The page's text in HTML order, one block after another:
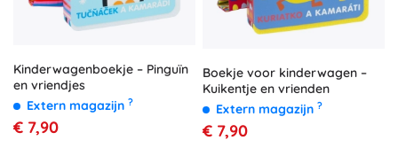
Kinderwagenboekje – Pinguïn
en vriendjes
Extern magazijn ?
€ 7,90
Boekje voor kinderwagen –
Kuikentje en vrienden
Extern magazijn ?
€ 7,90